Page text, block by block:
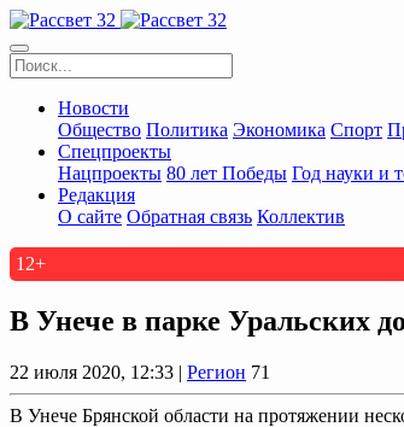
Новости
Общество Политика Экономика Спорт
Спецпроекты
Нацпроекты 80 лет Победы Год науки и
Редакция
О сайте Обратная связь Коллектив
12+
В Унече в парке Уральских
22 июля 2020, 12:33 | Регион 71
В Унече Брянской области на протяжении